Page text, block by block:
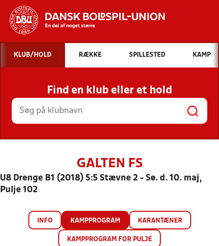
Hvad vil du søge efter?
INDHOLD OG NYHEDER
STILLINGER, RESULTATER, KLUBBER OG
HOLD
KLUB/HOLD RÆKKE SPILLESTED KAMP
Find en klub eller et hold
GALTEN FS
U8 Drenge B1 (2018) 5:5 Stævne 2 - Sø. d. 10. maj,
Pulje 102
INFO KAMPPROGRAM KARANTÆNER
KAMPPROGRAM FOR PULJE